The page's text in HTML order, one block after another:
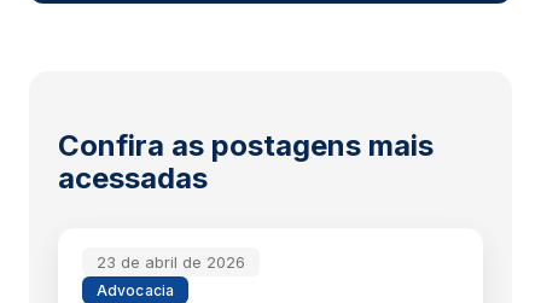
Confira as postagens mais
acessadas
23 de abril de 2026
Advocacia